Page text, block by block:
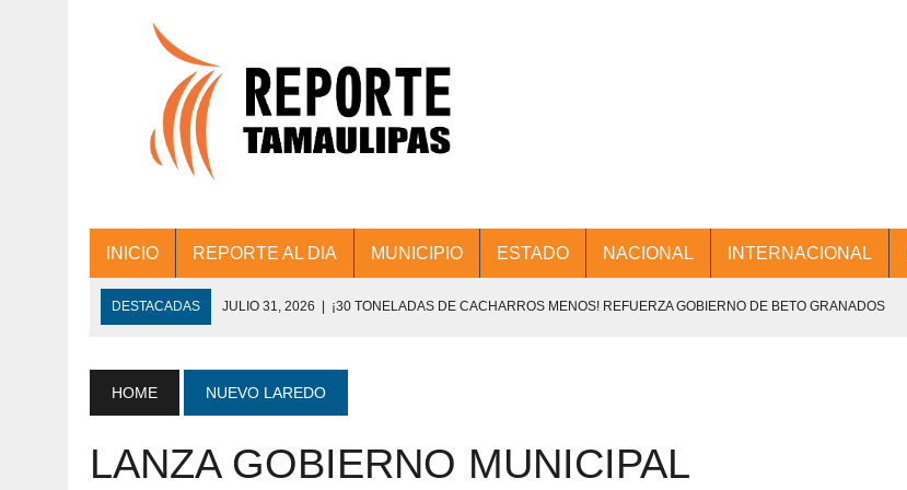
INICIO REPORTE AL DIA MUNICIPIO ESTADO NACIONAL INTERNACIONAL
DESTACADAS JULIO 31, 2026 | ¡30 TONELADAS DE CACHARROS MENOS! REFUERZA GOBIERNO DE BETO GRANADOS
JULIO 30, 2026 | 💧🚰 ¡AGUA PARA LA COMUNIDAD!
JULIO 30, 2026 | ¡TRABAJO EN EQUIPO Y RESULTADOS! ENCABEZA BETO GRANADOS MESA DE TRABAJO CON PRESIDENTES
HOME NUEVO LAREDO
LANZA GOBIERNO MUNICIPAL